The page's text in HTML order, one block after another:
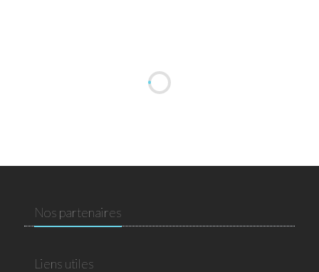
Nos partenaires
Liens utiles